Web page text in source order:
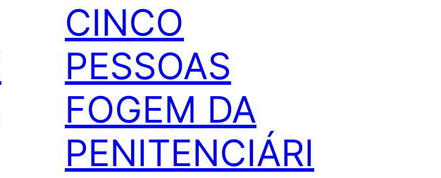
CINCO
PESSOAS
FOGEM DA
PENITENCIÁRI